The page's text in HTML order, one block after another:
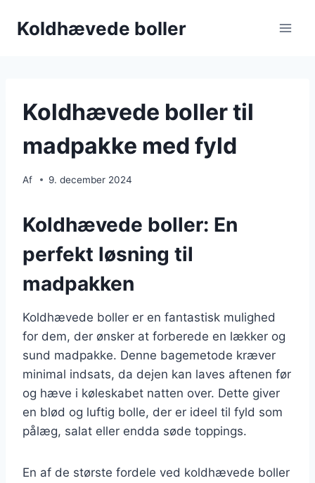
Koldhævede boller
Koldhævede boller til
madpakke med fyld
Af 9. december 2024
Koldhævede boller: En
perfekt løsning til
madpakken
Koldhævede boller er en fantastisk mulighed
for dem, der ønsker at forberede en lækker og
sund madpakke. Denne bagemetode kræver
minimal indsats, da dejen kan laves aftenen før
og hæve i køleskabet natten over. Dette giver
en blød og luftig bolle, der er ideel til fyld som
pålæg, salat eller endda søde toppings.
En af de største fordele ved koldhævede boller